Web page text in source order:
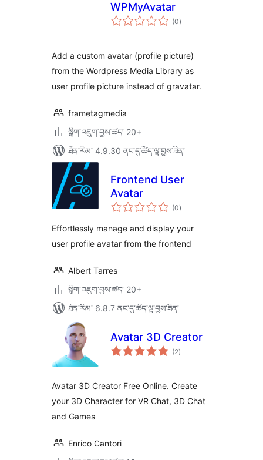
WPMyAvatar
(0གདེང་
འཇོག་
)
Add a custom avatar (profile picture)
from the Wordpress Media Library as
user profile picture instead of gravatar.
frametagmedia
སྒྲིག་འཇུག་བྱས་ཚད། 20+
ཐོན་རིམ་ 4.9.30 ནང་དུ་ཚོད་ལྟ་བྱས་ཟིན།
Frontend User
Avatar
(0གདེང་
འཇོག་
ཚང་།
)
Effortlessly manage and display your
user profile avatar from the frontend
Albert Tarres
སྒྲིག་འཇུག་བྱས་ཚད། 20+
ཐོན་རིམ་ 6.8.7 ནང་དུ་ཚོད་ལྟ་བྱས་ཟིན།
Avatar 3D Creator
(2གདེང་
འཇོག་
)
Avatar 3D Creator Free Online. Create
your 3D Character for VR Chat, 3D Chat
and Games
Enrico Cantori